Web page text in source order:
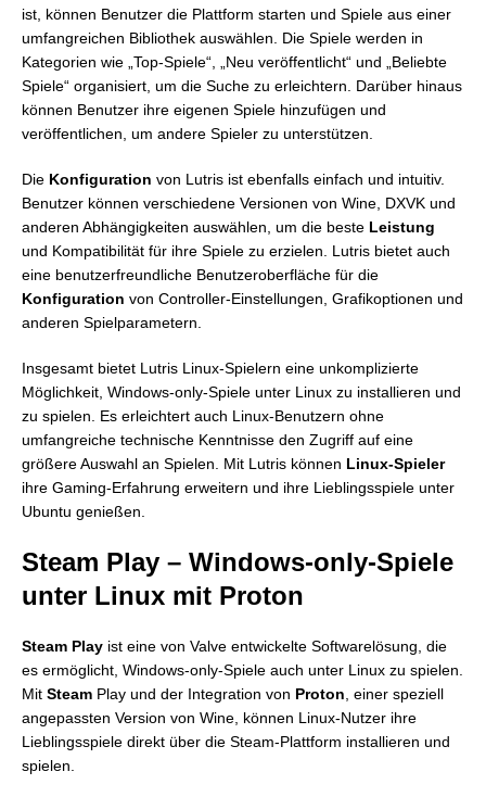
ist, können Benutzer die Plattform starten und Spiele aus einer
umfangreichen Bibliothek auswählen. Die Spiele werden in
Kategorien wie „Top-Spiele“, „Neu veröffentlicht“ und „Beliebte
Spiele“ organisiert, um die Suche zu erleichtern. Darüber hinaus
können Benutzer ihre eigenen Spiele hinzufügen und
veröffentlichen, um andere Spieler zu unterstützen.
Die Konfiguration von Lutris ist ebenfalls einfach und intuitiv.
Benutzer können verschiedene Versionen von Wine, DXVK und
anderen Abhängigkeiten auswählen, um die beste Leistung
und Kompatibilität für ihre Spiele zu erzielen. Lutris bietet auch
eine benutzerfreundliche Benutzeroberfläche für die
Konfiguration von Controller-Einstellungen, Grafikoptionen und
anderen Spielparametern.
Insgesamt bietet Lutris Linux-Spielern eine unkomplizierte
Möglichkeit, Windows-only-Spiele unter Linux zu installieren und
zu spielen. Es erleichtert auch Linux-Benutzern ohne
umfangreiche technische Kenntnisse den Zugriff auf eine
größere Auswahl an Spielen. Mit Lutris können Linux-Spieler
ihre Gaming-Erfahrung erweitern und ihre Lieblingsspiele unter
Ubuntu genießen.
Steam Play – Windows-only-Spiele
unter Linux mit Proton
Steam Play ist eine von Valve entwickelte Softwarelösung, die
es ermöglicht, Windows-only-Spiele auch unter Linux zu spielen.
Mit Steam Play und der Integration von Proton , einer speziell
angepassten Version von Wine, können Linux-Nutzer ihre
Lieblingsspiele direkt über die Steam-Plattform installieren und
spielen.